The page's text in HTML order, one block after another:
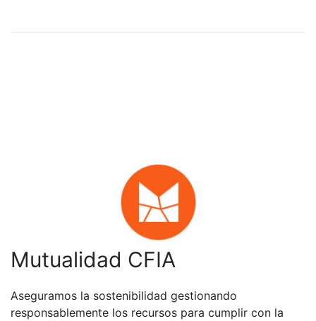
Mutualidad CFIA
Aseguramos la sostenibilidad gestionando
responsablemente los recursos para cumplir con la